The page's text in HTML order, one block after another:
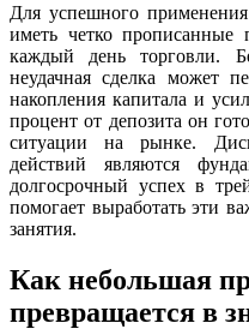
Для успешного
иметь четко прописанные
каждый день торговли.
неудачная сделка может
накопления капитала и
процент от депозита он
ситуации на рынке.
действий являются
долгосрочный успех в
помогает выработать эти
занятия.
Как небольшая
превращается в